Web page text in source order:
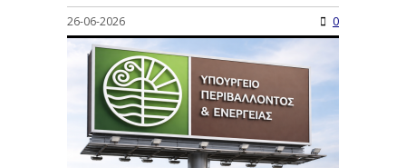
26-06-2026 0